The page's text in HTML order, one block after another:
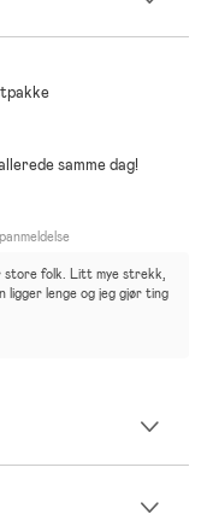
samme dag!
folk. Litt mye strekk,
ligger lenge og jeg gjør ting